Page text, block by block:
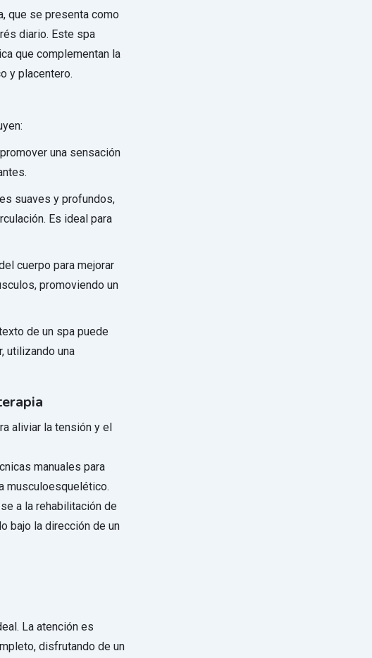
que se presenta como
diario. Este spa
que complementan la
y placentero.
una sensación
suaves y profundos,
Es ideal para
cuerpo para mejorar
promoviendo un
de un spa puede
utilizando una
aliviar la tensión y el
manuales para
musculoesquelético.
a la rehabilitación de
bajo la dirección de un
La atención es
disfrutando de un